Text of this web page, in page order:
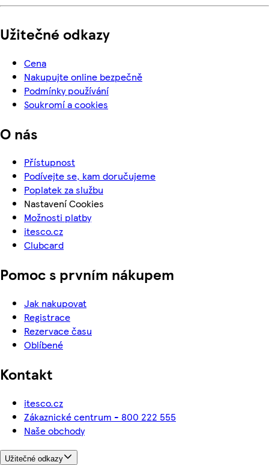
Užitečné odkazy
Cena
Nakupujte online bezpečně
Podmínky používání
Soukromí a cookies
O nás
Přístupnost
Podívejte se, kam doručujeme
Poplatek za službu
Nastavení Cookies
Možnosti platby
itesco.cz
Clubcard
Pomoc s prvním nákupem
Jak nakupovat
Registrace
Rezervace času
Oblíbené
Kontakt
itesco.cz
Zákaznické centrum - 800 222 555
Naše obchody
Užitečné odkazy